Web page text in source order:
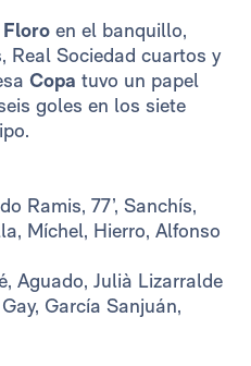
Floro en el banquillo,
Real Sociedad cuartos y
Copa tuvo un papel
goles en los siete
Ramis, 77’, Sanchís,
Míchel, Hierro, Alfonso
Aguado, Julià Lizarralde
García Sanjuán,